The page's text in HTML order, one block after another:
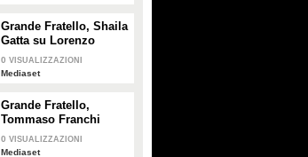
Grande Fratello, Shaila
Gatta su Lorenzo
Spolverato: "Non
siamo più noi due, è
0 VISUALIZZAZIONI
Mediaset
Grande Fratello,
Tommaso Franchi
spiega a Shaila Gatta
le ragioni del
0 VISUALIZZAZIONI
Mediaset